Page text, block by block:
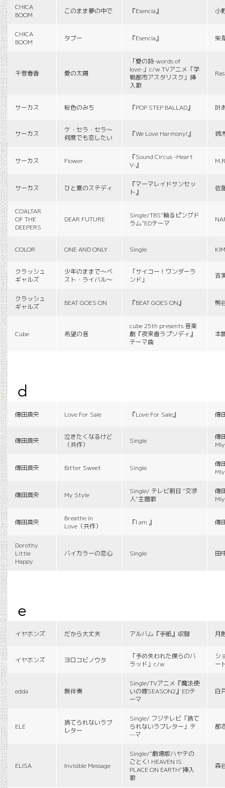
CHICA
BOOM
このまま夢の中で 『Esencia』 小
CHICA
BOOM
タブー 『Esencia』 柴
千菅春香 愛の太陽
「愛の詩-words of
love-」c/w TVアニメ「学
戦都市アスタリスク」挿
入歌
サーカス 桜色のみち 『POP STEP BALLAD』 叶
サーカス
ケ・セラ・セラ〜
何度でも恋したい
『We Love Harmony!』 鈴
サーカス Fiower
『Sound Circus -Heart
V-』
サーカス ひと夏のステディ
『マーマレイドサンセッ
ト』
佐
COALTAR
OF THE
DEEPERS
DEAR FUTURE
Single/TBS“輪るピングド
ラム”EDテーマ
COLOR ONE AND ONLY Single
クラッシュ
ギャルズ
少年のままで〜ベ
スト・ライバル〜
「サイコー！ワンダーラ
ンド」
吉
クラッシュ
ギャルズ
BEAT GOES ON 『BEAT GOES ON』 熊
Cube 希望の音
cube 25th presents 音楽
劇『夜来香ラプソディ』
テーマ曲
本
d
傳田真央 Love For Sale 『Love For Sale』 傳
傳田真央
泣きたくなるけど
（共作）
Single
傳
傳田真央 Bitter Sweet Single
傳
傳田真央 My Style
Single/ テレビ朝日 “交渉
人”主題歌
傳
傳田真央
Breathe in
Love（共作）
『I am 』 傳
Dorothy
Little
Happy
バイカラーの恋心 Single 田
e
イヤホンズ だから大丈夫 アルバム『手紙』収録 月
イヤホンズ ヨロコビノウタ
「予め失われた僕らのバ
ラッド」c/w
シ
ー
edda 無伴奏
Single/TVアニメ『魔法使
いの嫁SEASON2』EDテ
ーマ
白
ELE
捨てられないラブ
レター
Single/ フジテレビ「捨て
られないラブレター」テ
—マ
都
ELISA Invisible Message
Single/“劇場版ハヤテの
ごとく! HEAVEN IS
PLACE ON EARTH”挿入
歌
森